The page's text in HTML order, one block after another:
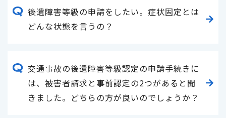
後遺障害等級の申請をしたい。症状固定とは
どんな状態を言うの？
交通事故の後遺障害等級認定の申請手続きに
は、被害者請求と事前認定の2つがあると聞
きました。どちらの方が良いのでしょうか？